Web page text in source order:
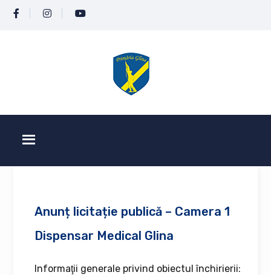
Anunț licitație publică – Camera 1
Dispensar Medical Glina
Informaţii generale privind obiectul închirierii: